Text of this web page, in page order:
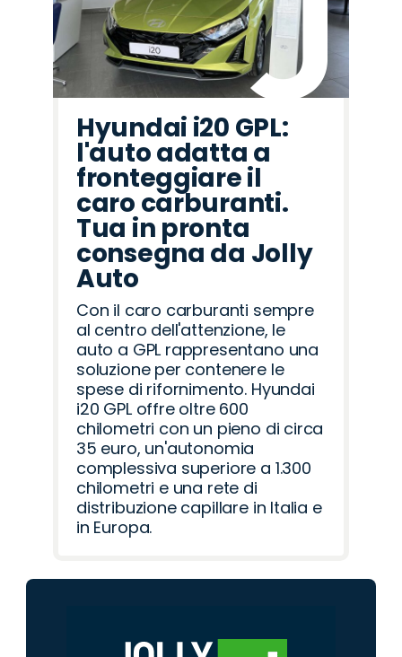
Hyundai i20 GPL:
l'auto adatta a
fronteggiare il
caro carburanti.
Tua in pronta
consegna da Jolly
Auto
Con il caro carburanti sempre
al centro dell'attenzione, le
auto a GPL rappresentano una
soluzione per contenere le
spese di rifornimento. Hyundai
i20 GPL offre oltre 600
chilometri con un pieno di circa
35 euro, un'autonomia
complessiva superiore a 1.300
chilometri e una rete di
distribuzione capillare in Italia e
in Europa.